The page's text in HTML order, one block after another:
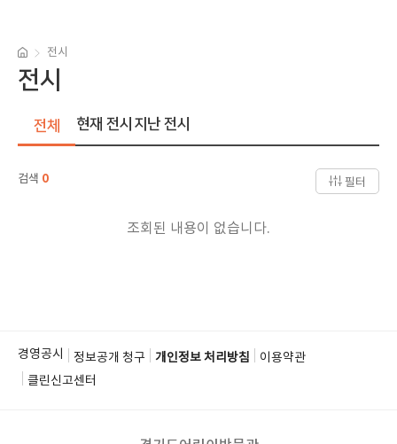
전시
전시
전체 현재 전시 지난 전시
검색 0 필터
조회된 내용이 없습니다.
경영공시 정보공개 청구 개인정보 처리방침
이용약관
클린신고센터